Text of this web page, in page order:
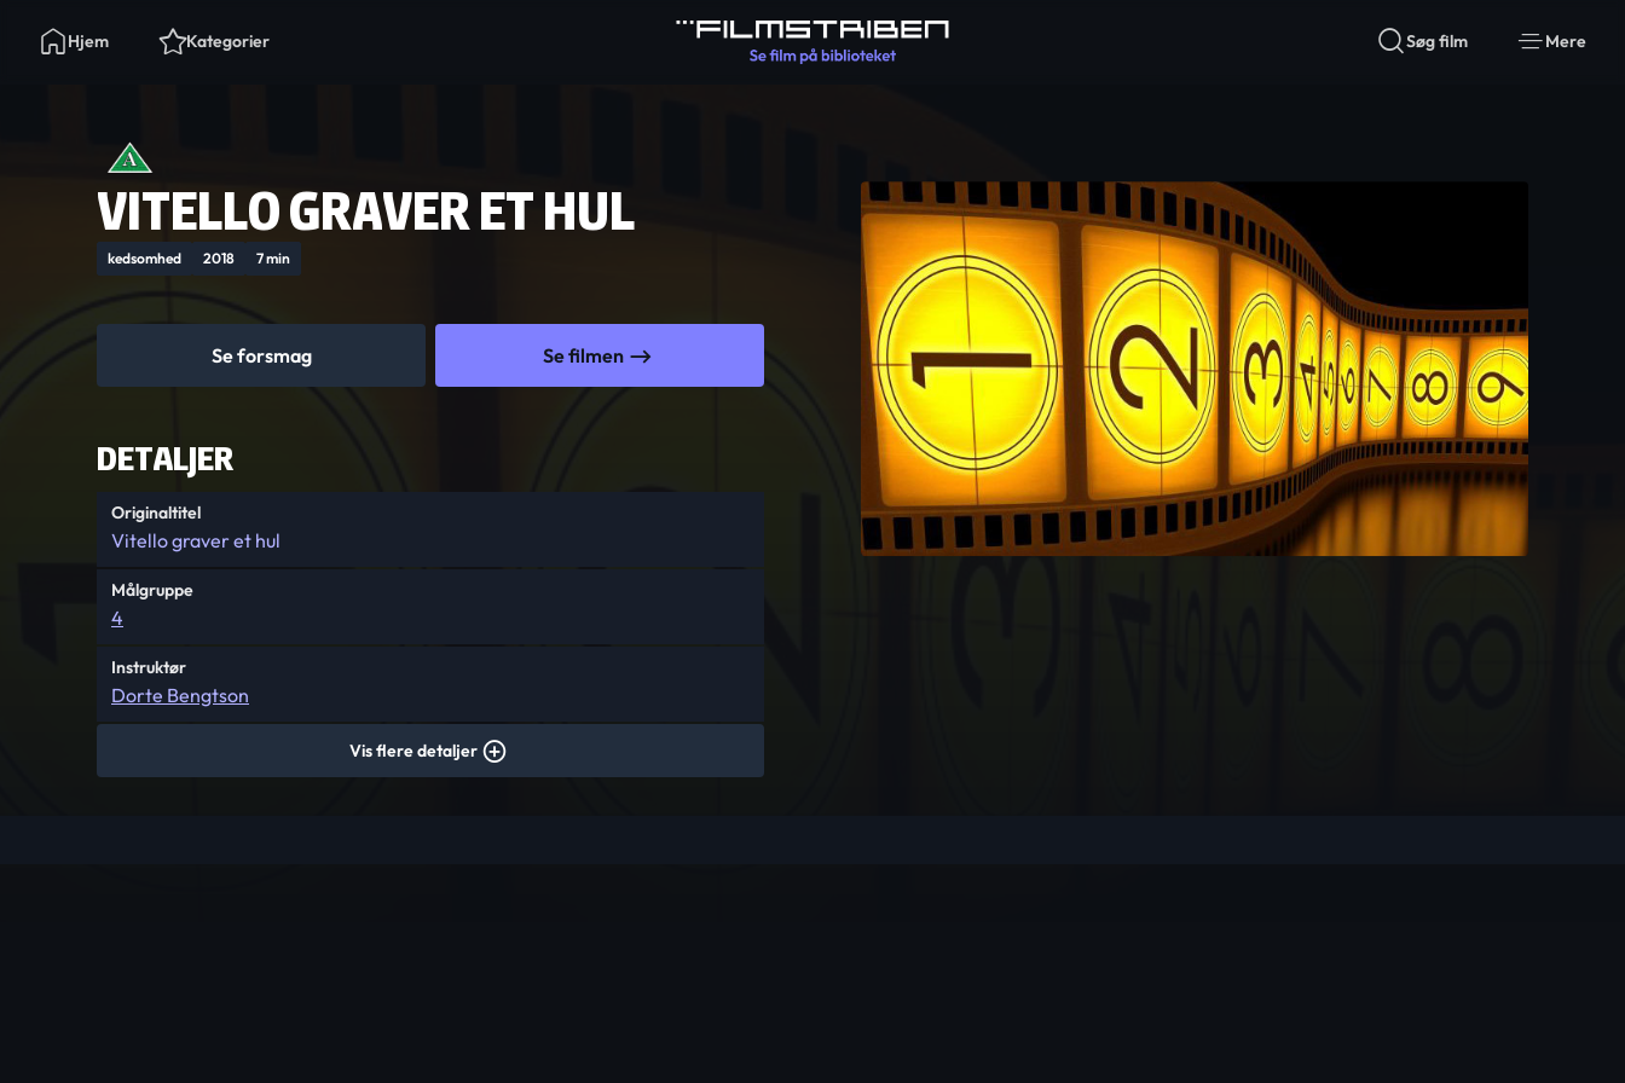
Hjem Kategorier Søg film Mere
VITELLO GRAVER ET HUL
kedsomhed 2018 7 min
Se forsmag Se filmen
DETALJER
Originaltitel
Vitello graver et hul
Målgruppe
4
Instruktør
Dorte Bengtson
Vis flere detaljer